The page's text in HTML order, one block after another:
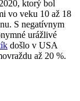
ktorý bol
vo veku 10 až 18
S negatívnym
urážlivé
došlo v USA
až 20 %.